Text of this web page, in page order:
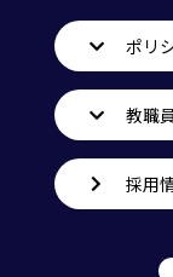
ポリ
教職
採用